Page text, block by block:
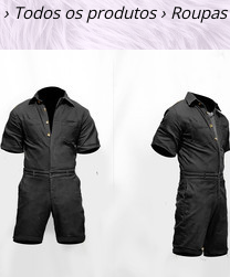
› Todos os produtos › Roupas